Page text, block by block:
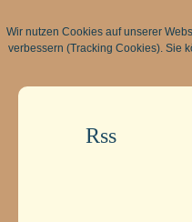
Rss
Wir nutzen Cookies auf unserer
verbessern (Tracking Cookies). Sie